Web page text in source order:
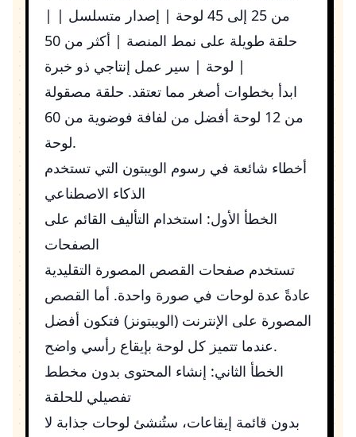
من 25 إلى 45 لوحة | إصدار متسلسل | |
حلقة طويلة على نمط المنصة | أكثر من 50
لوحة | سير عمل إنتاجي ذو خبرة |
ابدأ بخطوات أصغر مما تعتقد. حلقة مصقولة
من 12 لوحة أفضل من لفافة فوضوية من 60
لوحة.
أخطاء شائعة في رسوم الويبتون التي تستخدم
الذكاء الاصطناعي
الخطأ الأول: استخدام التأليف القائم على
الصفحات
تستخدم صفحات القصص المصورة التقليدية
عادةً عدة لوحات في صورة واحدة. أما القصص
المصورة على الإنترنت (الويبتونز) فتكون أفضل
عندما تتميز كل لوحة بإيقاع رأسي واضح.
الخطأ الثاني: إنشاء المحتوى بدون مخطط
تفصيلي للحلقة
بدون قائمة إيقاعات، ستُنشئ لوحات جذابة لا